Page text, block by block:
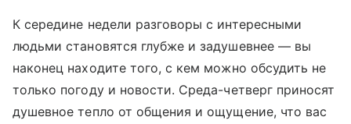
К середине недели разговоры с интересными
людьми становятся глубже и задушевнее — вы
наконец находите того, с кем можно обсудить не
только погоду и новости. Среда-четверг приносят
душевное тепло от общения и ощущение, что вас